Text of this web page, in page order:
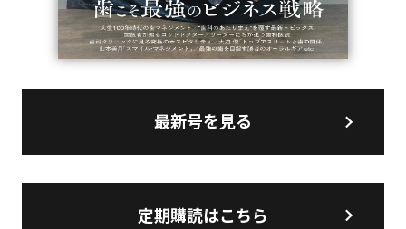
最新号を見る
定期購読はこちら